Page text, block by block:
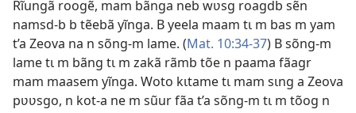
Rĩungã roogẽ, mam bãnga neb wʋsg roagdb sẽn
namsd-b b tẽebã yĩnga. B yeela maam tɩ m bas m yam
t’a Zeova na n sõng-m lame. (Mat. 10:34-37) B sõng-m
lame tɩ m bãng tɩ m zakã rãmb tõe n paama fãagr
mam maasem yĩnga. Woto kɩtame tɩ mam sɩng a Zeova
pʋʋsgo, n kot-a ne m sũur fãa t’a sõng-m tɩ m tõog n